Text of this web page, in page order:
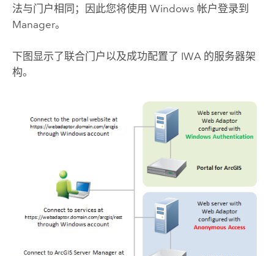
法与门户相同；因此您将使用 Windows 帐户登录到
Manager。
下图显示了联合门户以及成功配置了 IWA 的服务器架
构。